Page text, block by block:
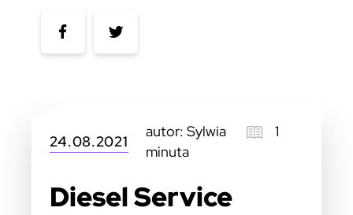
24.08.2021
autor: Sylwia
1
minuta
Diesel Service